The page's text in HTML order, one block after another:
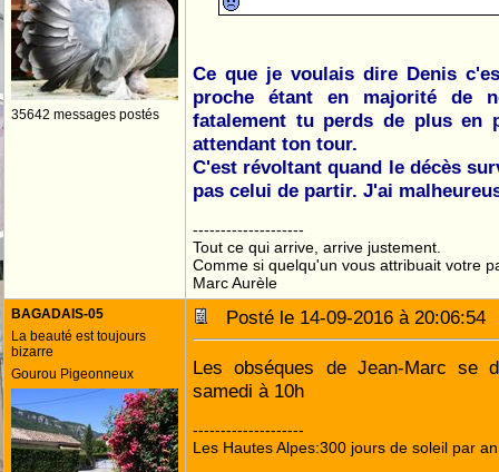
35642 messages postés
Ce que je voulais dire Denis
proche étant en majorité de
fatalement tu perds de plus en
attendant ton tour.
C'est révoltant quand le décès
pas celui de partir. J'ai
--------------------
Tout ce qui arrive, arrive justement.
Comme si quelqu'un vous attribuait votre
Marc Aurèle
BAGADAIS-05
La beauté est toujours
bizarre
Gourou Pigeonneux
Posté le 14-09-2016 à
Les obséques de Jean-Marc se
samedi à 10h
--------------------
Les Hautes Alpes:300 jours de soleil par an